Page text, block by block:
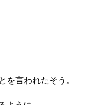
言われたそう。